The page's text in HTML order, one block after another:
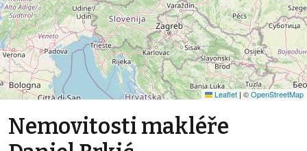
Leaflet | ©OpenStreetMap
Nemovitosti makléře